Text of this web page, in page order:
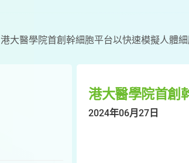
港大醫學院首創幹細胞平台以快速模擬人體
港大醫學院首創
2024年06月27日